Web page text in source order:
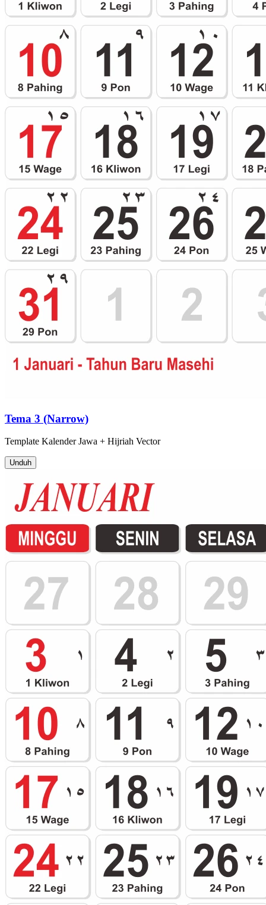
Tema 3 (Narrow)
Template Kalender Jawa + Hijriah Vector
Unduh